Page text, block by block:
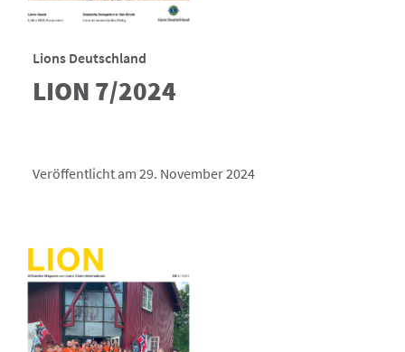
Lions Deutschland
LION 7/2024
Veröffentlicht am 29. November 2024